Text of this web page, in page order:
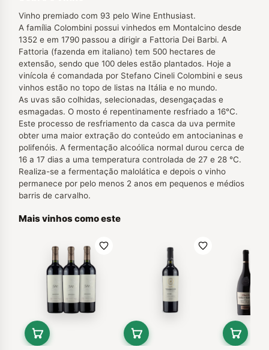
Vinho premiado com 93 pelo Wine Enthusiast.
A família Colombini possui vinhedos em Montalcino desde
1352 e em 1790 passou a dirigir a Fattoria Dei Barbi. A
Fattoria (fazenda em italiano) tem 500 hectares de
extensão, sendo que 100 deles estão plantados. Hoje a
vinícola é comandada por Stefano Cineli Colombini e seus
vinhos estão no topo de listas na Itália e no mundo.
As uvas são colhidas, selecionadas, desengaçadas e
esmagadas. O mosto é repentinamente resfriado a 16°C.
Este processo de resfriamento da casca da uva permite
obter uma maior extração do conteúdo em antocianinas e
polifenóis. A fermentação alcoólica normal durou cerca de
16 a 17 dias a uma temperatura controlada de 27 e 28 °C.
Realiza-se a fermentação malolática e depois o vinho
permanece por pelo menos 2 anos em pequenos e médios
barris de carvalho.
Mais vinhos como este